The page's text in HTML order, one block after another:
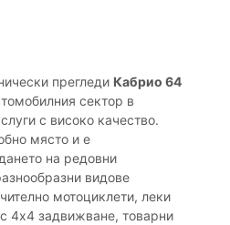
прегледи Кабрио 64
сектор в
с високо качество.
място и е
на редовни
видове
мотоциклети, леки
4х4 задвижване, товарни